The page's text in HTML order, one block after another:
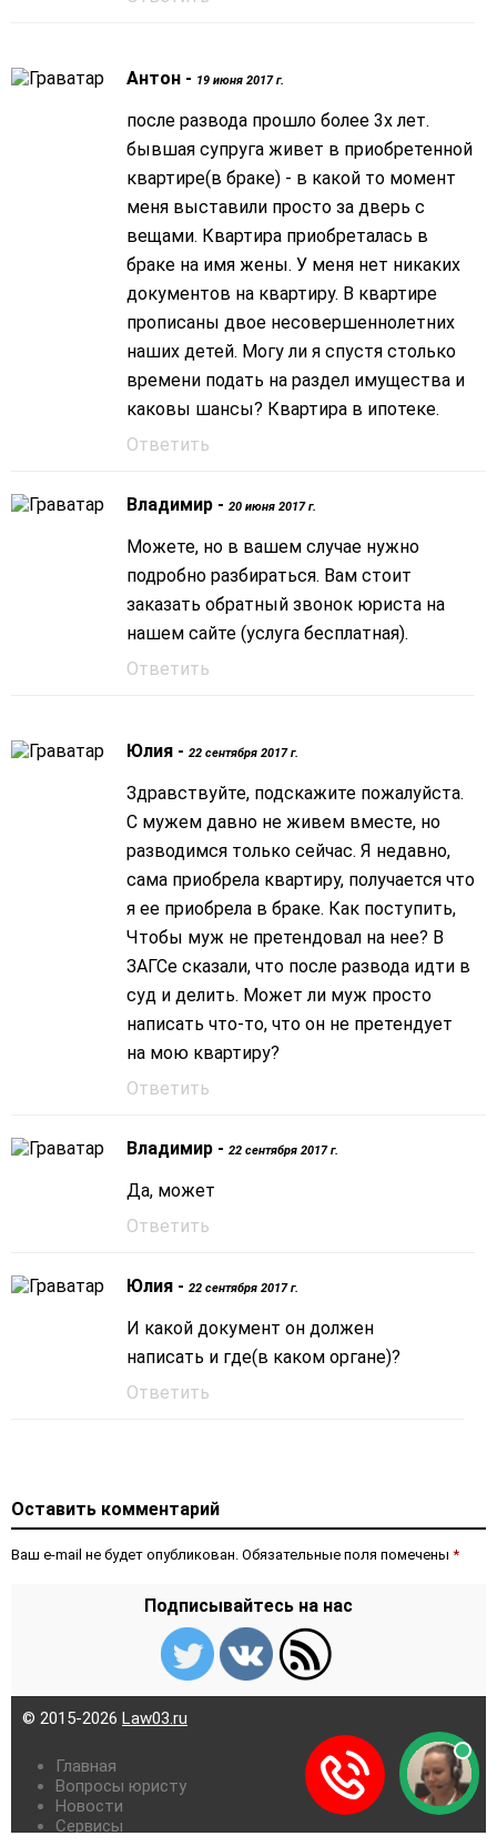
Антон - 19 июня 2017 г.
после развода прошло более 3х лет.
бывшая супруга живет в приобретенной
квартире(в браке) - в какой то момент
меня выставили просто за дверь с
вещами. Квартира приобреталась в
браке на имя жены. У меня нет никаких
документов на квартиру. В квартире
прописаны двое несовершеннолетних
наших детей. Могу ли я спустя столько
времени подать на раздел имущества и
каковы шансы? Квартира в ипотеке.
Ответить
Владимир - 20 июня 2017 г.
Можете, но в вашем случае нужно
подробно разбираться. Вам стоит
заказать обратный звонок юриста на
нашем сайте (услуга бесплатная).
Ответить
Юлия - 22 сентября 2017 г.
Здравствуйте, подскажите пожалуйста.
С мужем давно не живем вместе, но
разводимся только сейчас. Я недавно,
сама приобрела квартиру, получается что
я ее приобрела в браке. Как поступить,
Чтобы муж не претендовал на нее? В
ЗАГСе сказали, что после развода идти в
суд и делить. Может ли муж просто
написать что-то, что он не претендует
на мою квартиру?
Ответить
Владимир - 22 сентября 2017 г.
Да, может
Ответить
Юлия - 22 сентября 2017 г.
И какой документ он должен
написать и где(в каком органе)?
Ответить
Оставить комментарий
Ваш e-mail не будет опубликован. Обязательные поля помечены *
Подписывайтесь на нас
© 2015-2026 Law03.ru
Главная
Вопросы юристу
Новости
Сервисы